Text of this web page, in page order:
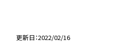
更新日 2022/02/16